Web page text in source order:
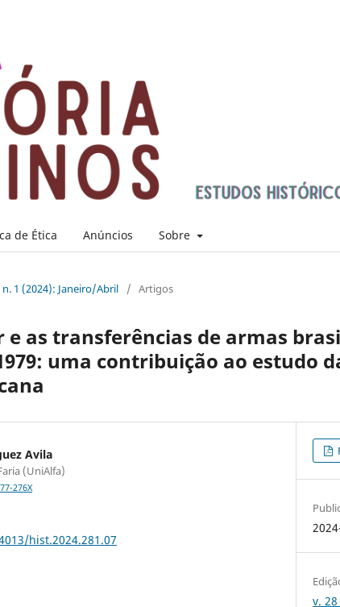
de Ética Anúncios Sobre
n. 1 (2024): Janeiro/Abril / Artigos
e as transferências de armas
uma contribuição ao estudo
Avila
(UniAlfa)
276X
hist.2024.281.07
v.